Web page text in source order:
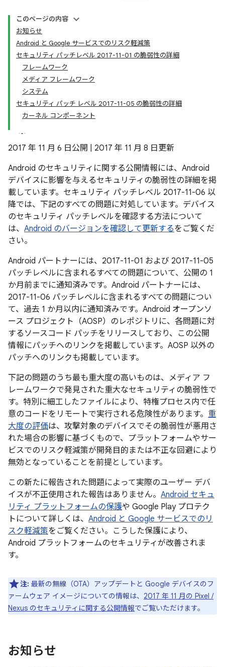
このページの内容
お知らせ
Android と Google サービスでのリスク軽減策
セキュリティ パッチレベル 2017-11-01 の脆弱性の詳細
フレームワーク
メディア フレームワーク
システム
セキュリティ パッチ レベル 2017-11-05 の脆弱性の詳細
カーネル コンポーネント
2017 年 11 月 6 日公開 | 2017 年 11 月 8 日更新
Android のセキュリティに関する公開情報には、Android
デバイスに影響を与えるセキュリティの脆弱性の詳細を掲
載しています。セキュリティ パッチレベル 2017-11-06 以
降では、下記のすべての問題に対処しています。デバイス
のセキュリティ パッチレベルを確認する方法について
は、 Android のバージョンを確認して更新するをご覧くだ
さい。
Android パートナーには、2017-11-01 および 2017-11-05
パッチレベルに含まれるすべての問題について、公開の 1
か月前までに通知済みです。Android パートナーには、
2017-11-06 パッチレベルに含まれるすべての問題につい
て、過去 1 か月以内に通知済みです。Android オープンソ
ース プロジェクト（AOSP）のレポジトリに、各問題に対
するソースコード パッチをリリースしており、この公開
情報にパッチへのリンクを掲載しています。AOSP 以外の
パッチへのリンクも掲載しています。
下記の問題のうち最も重大度の高いものは、メディア フ
レームワークで発見された重大なセキュリティの脆弱性で
す。特別に細工したファイルにより、特権プロセス内で任
意のコードをリモートで実行される危険性があります。 重
大度の評価は、攻撃対象のデバイスでその脆弱性が悪用さ
れた場合の影響に基づくもので、プラットフォームやサー
ビスでのリスク軽減策が開発目的または不正な回避により
無効となっていることを前提としています。
この新たに報告された問題によって実際のユーザー デバ
イスが不正使用された報告はありません。 Android セキュ
リティ プラットフォームの保護や Google Play プロテク
トについて詳しくは、 Android と Google サービスでのリ
スク軽減策をご覧ください。こうした保護により、
Android プラットフォームのセキュリティが改善されま
す。
注: 最新の無線（OTA）アップデートと Google デバイスのフ
ァームウェア イメージについての情報は、 2017 年 11 月の Pixel /
Nexus のセキュリティに関する公開情報でご覧いただけます。
お知らせ